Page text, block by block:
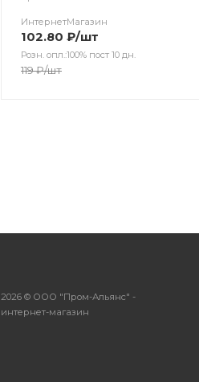
ИнтернетМагазин
102.80 ₽/шт
Розн. опл.:100% пост 10 дн.
119₽/шт
2026 © ООО "Пром-Альянс" -
интернет-магазин